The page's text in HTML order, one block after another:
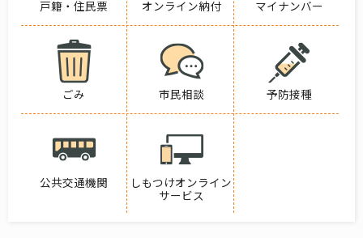
戸籍・住民票 オンライン納付 マイナンバー
ごみ 市民相談 予防接種
公共交通機関
しもつけオンライン
サービス